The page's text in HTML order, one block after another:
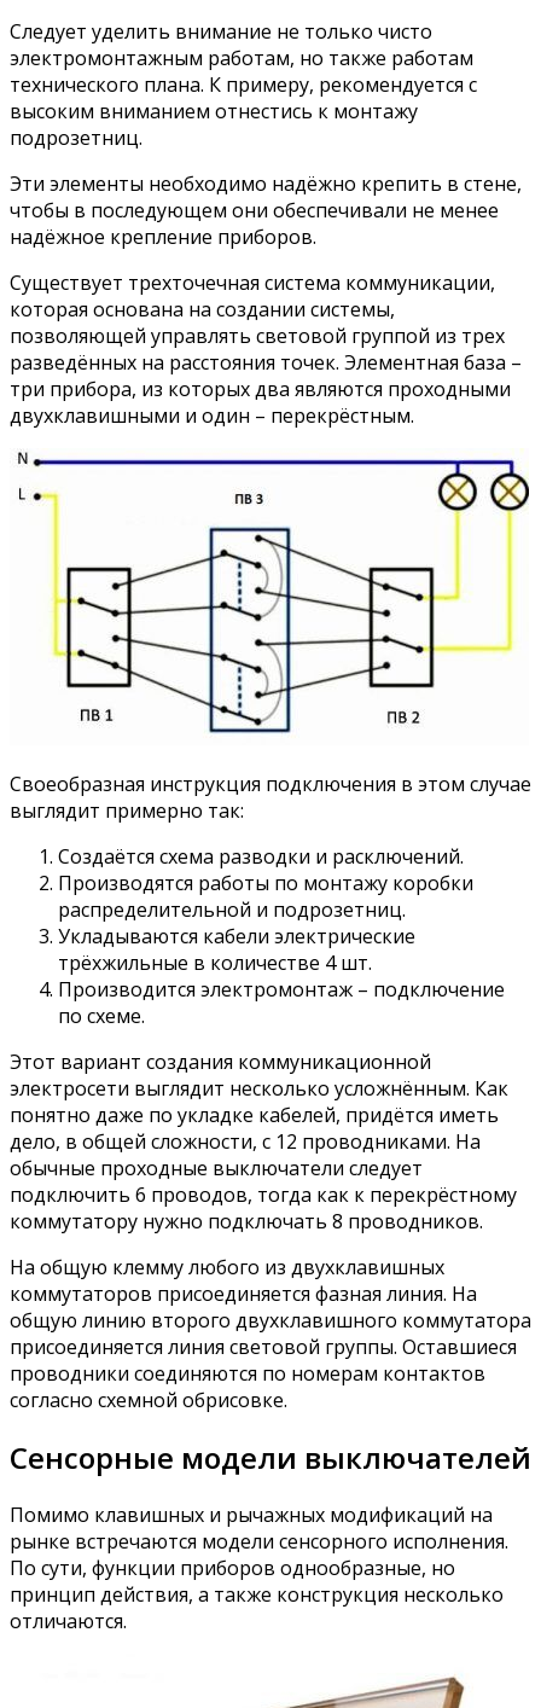
Следует уделить внимание не только чисто
электромонтажным работам, но также работам
технического плана. К примеру, рекомендуется с
высоким вниманием отнестись к монтажу
подрозетниц.
Эти элементы необходимо надёжно крепить в стене,
чтобы в последующем они обеспечивали не менее
надёжное крепление приборов.
Существует трехточечная система коммуникации,
которая основана на создании системы,
позволяющей управлять световой группой из трех
разведённых на расстояния точек. Элементная база –
три прибора, из которых два являются проходными
двухклавишными и один – перекрёстным.
Своеобразная инструкция подключения в этом случае
выглядит примерно так:
Создаётся схема разводки и расключений.
Производятся работы по монтажу коробки
распределительной и подрозетниц.
Укладываются кабели электрические
трёхжильные в количестве 4 шт.
Производится электромонтаж – подключение
по схеме.
Этот вариант создания коммуникационной
электросети выглядит несколько усложнённым. Как
понятно даже по укладке кабелей, придётся иметь
дело, в общей сложности, с 12 проводниками. На
обычные проходные выключатели следует
подключить 6 проводов, тогда как к перекрёстному
коммутатору нужно подключать 8 проводников.
На общую клемму любого из двухклавишных
коммутаторов присоединяется фазная линия. На
общую линию второго двухклавишного коммутатора
присоединяется линия световой группы. Оставшиеся
проводники соединяются по номерам контактов
согласно схемной обрисовке.
Сенсорные модели выключателей
Помимо клавишных и рычажных модификаций на
рынке встречаются модели сенсорного исполнения.
По сути, функции приборов однообразные, но
принцип действия, а также конструкция несколько
отличаются.